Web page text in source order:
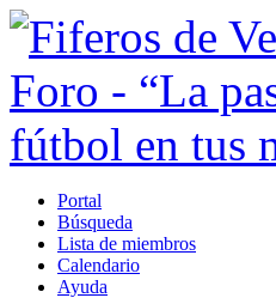
Portal
Búsqueda
Lista de miembros
Calendario
Ayuda